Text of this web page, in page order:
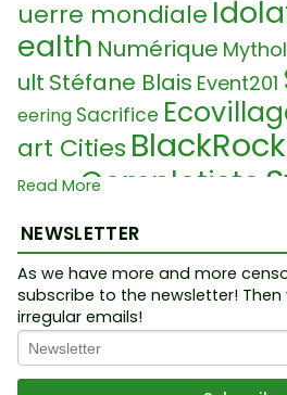
uerre mondiale
ealth Numérique
ult Stéfane Blais Event201
eering Sacrifice
art Cities BlackRock
GlaubeComplotiste
Judaisme
Schwab19th century
ualised
ontroleCultes
odHydroxychloroquin
Read More
NEWSLETTER
As we have more and more
subscribe to the newsletter! Then
irregular emails!